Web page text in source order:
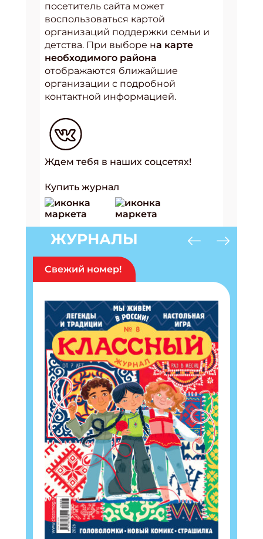
посетитель сайта может
воспользоваться картой
организаций поддержки семьи и
детства. При выборе на карте
необходимого района
отображаются ближайшие
организации с подробной
контактной информацией.
Ждем тебя в наших соцсетях!
Купить журнал
ЖУРНАЛЫ
Свежий номер!